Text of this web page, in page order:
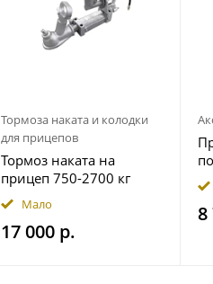
Тормоза наката и колодки
для прицепов
Тормоз наката на
прицеп 750-2700 кг
гидравлический
Мало
17 000 р.
8